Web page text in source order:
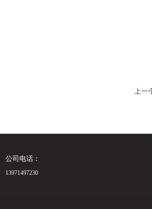
上一
公司电话：
13971497230